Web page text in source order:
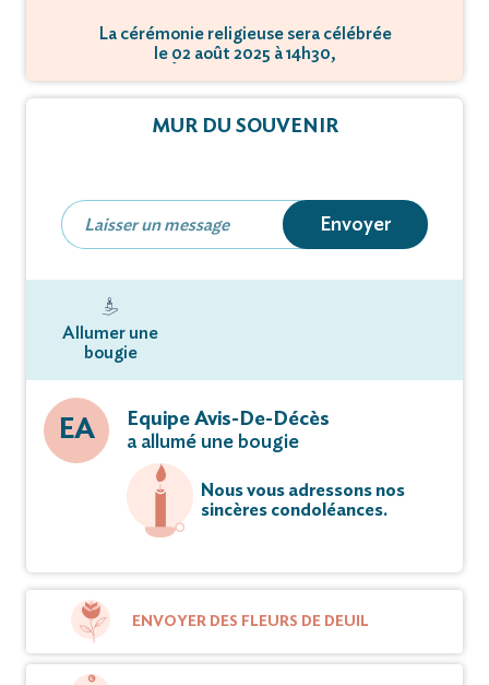
La cérémonie religieuse sera célébrée
le 02 août 2025 à 14h30,
MUR DU SOUVENIR
Envoyer
Allumer une
bougie
EA
Equipe Avis-De-Décès
a allumé une bougie
Nous vous adressons nos
sincères condoléances.
ENVOYER DES FLEURS DE DEUIL